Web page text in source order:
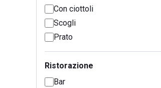
Con ciottoli
Scogli
Prato
Ristorazione
Bar